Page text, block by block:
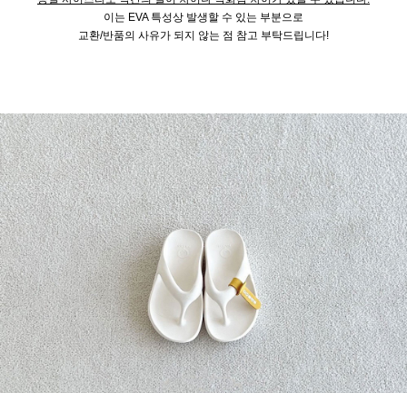
통해
이는 EVA 특성상 발생할 수 있는 부분으로
교환/반품의 사유가 되지 않는 점 참고 부탁드립니다!